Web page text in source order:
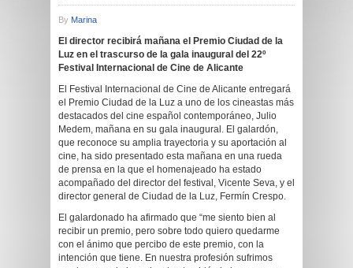
By Marina
El director recibirá mañana el Premio Ciudad de la
Luz en el trascurso de la gala inaugural del 22º
Festival Internacional de Cine de Alicante
El Festival Internacional de Cine de Alicante entregará
el Premio Ciudad de la Luz a uno de los cineastas más
destacados del cine español contemporáneo, Julio
Medem, mañana en su gala inaugural. El galardón,
que reconoce su amplia trayectoria y su aportación al
cine, ha sido presentado esta mañana en una rueda
de prensa en la que el homenajeado ha estado
acompañado del director del festival, Vicente Seva, y el
director general de Ciudad de la Luz, Fermín Crespo.
El galardonado ha afirmado que “me siento bien al
recibir un premio, pero sobre todo quiero quedarme
con el ánimo que percibo de este premio, con la
intención que tiene. En nuestra profesión sufrimos